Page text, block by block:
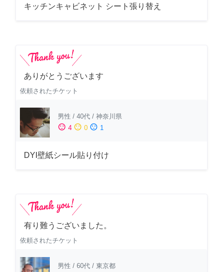
キッチンキャビネット シート張り替え
ありがとうございます
依頼されたチケット
男性 / 40代 / 神奈川県
sentiment_satisfied 4 sentiment_neutral 0 sentiment_dissatisfied 1
DYI壁紙シール貼り付け
有り難うございました。
依頼されたチケット
男性 / 60代 / 東京都